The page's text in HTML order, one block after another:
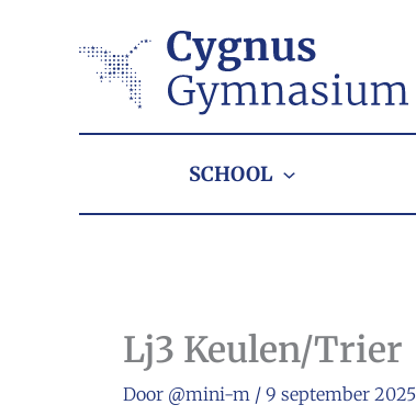
SCHOOL
Lj3 Keulen/Trier
Door @mini-m / 9 september 2025